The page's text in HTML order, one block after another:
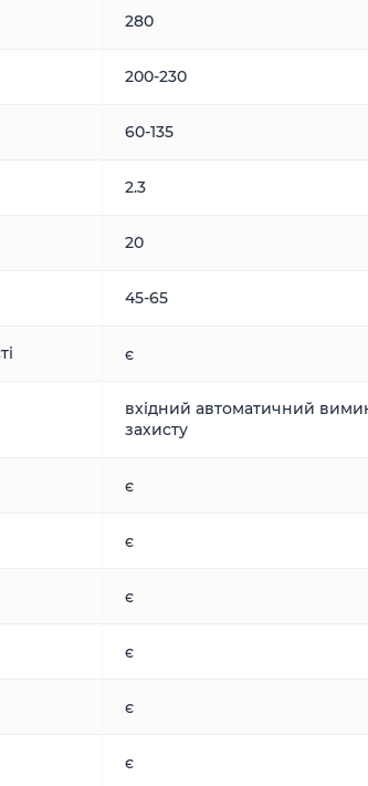
280
200-230
60-135
2.3
20
45-65
є
вхідний автоматичний
захисту
є
є
є
є
є
є